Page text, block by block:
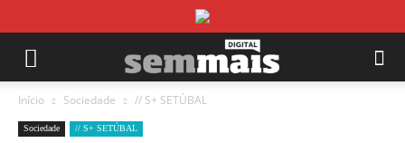
Início Sociedade // S+ SETÚBAL
Sociedade // S+ SETÚBAL